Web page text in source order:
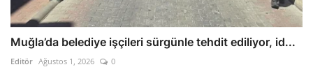
Muğla’da belediye işçileri sürgünle tehdit ediliyor, id...
Editör Ağustos 1, 2026 0